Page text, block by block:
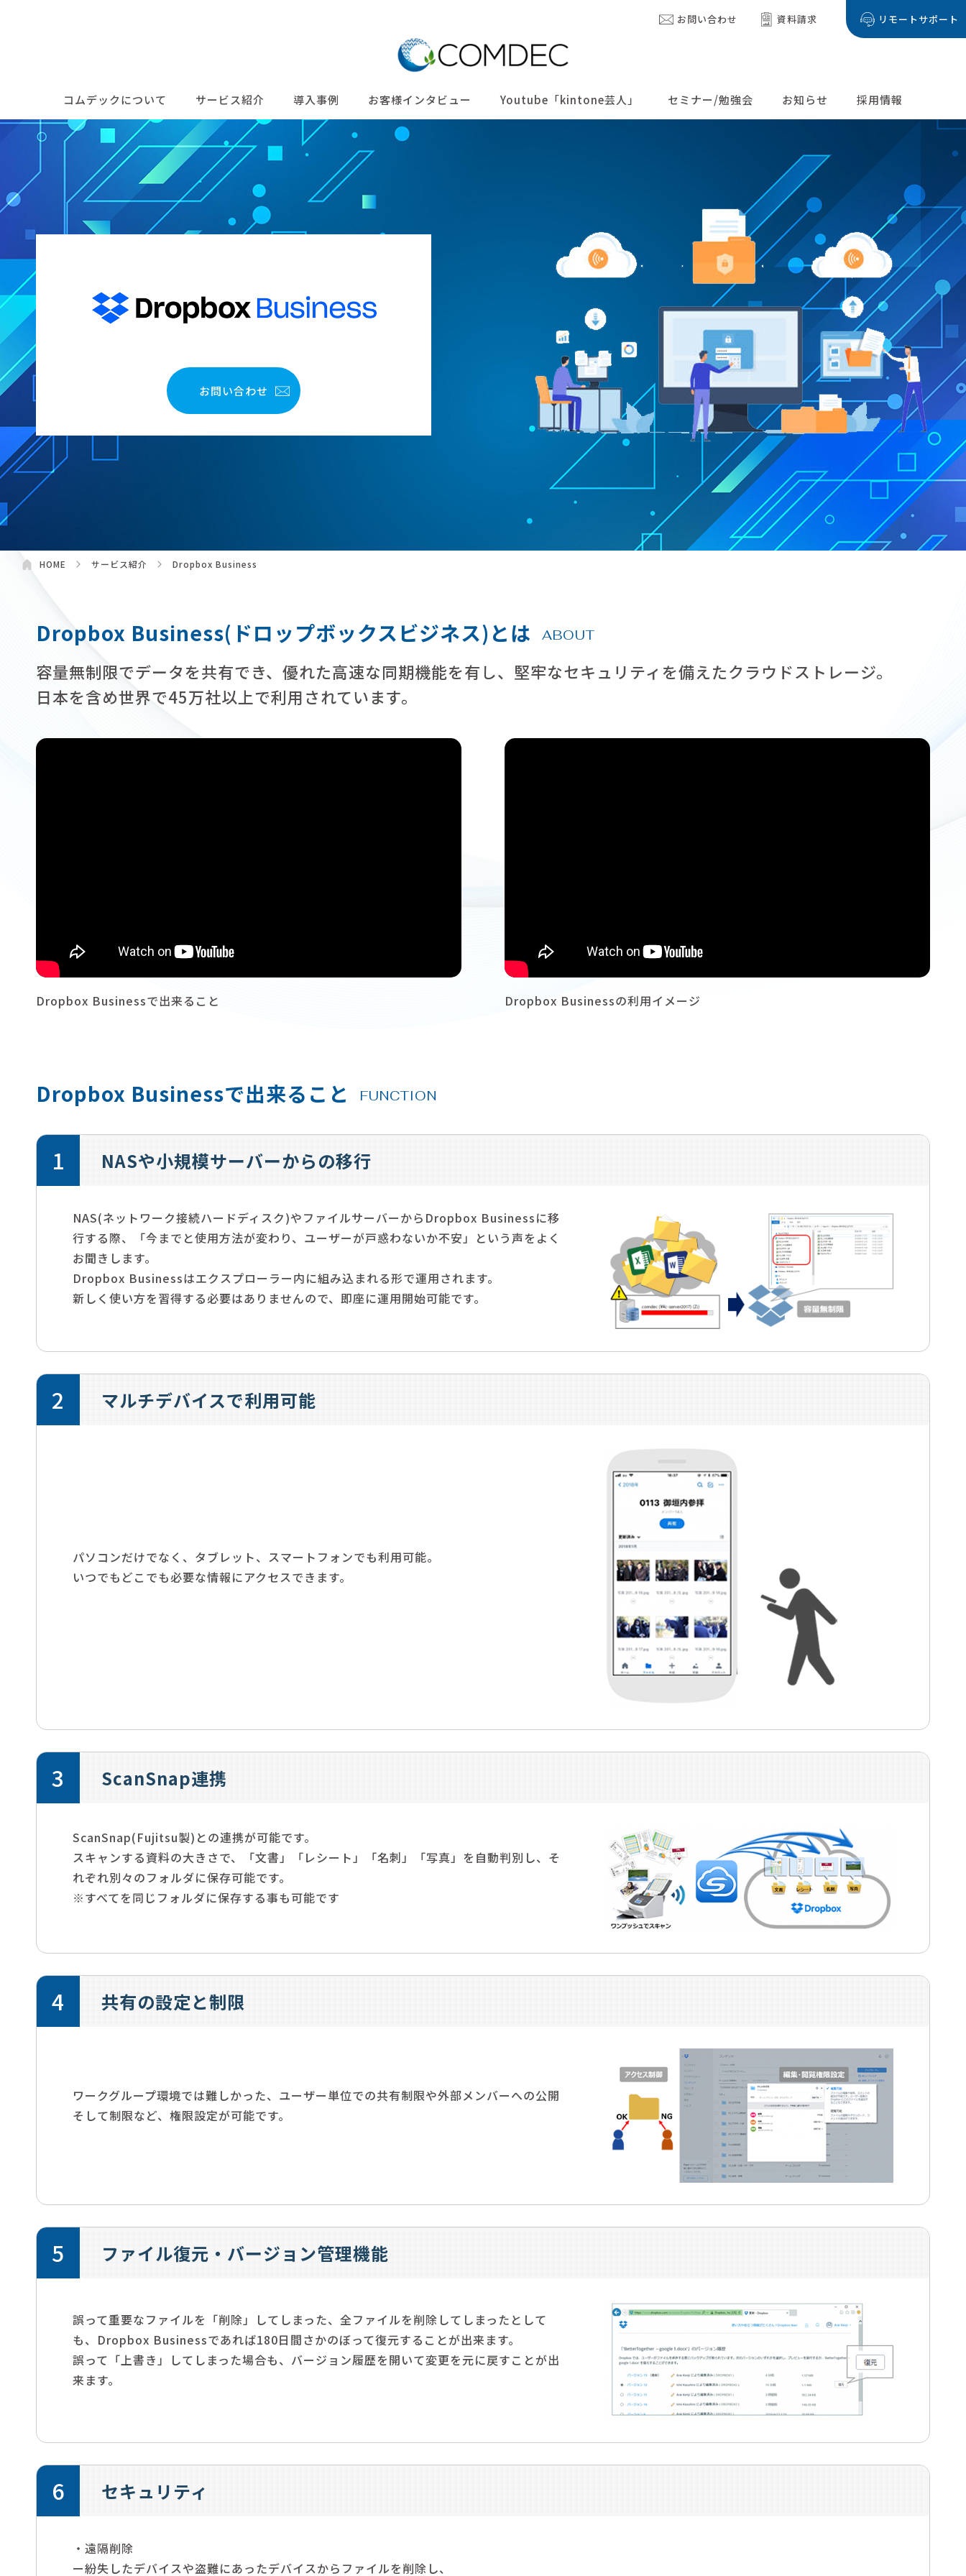
お問い合わせ 資料請求 リモートサポート
コムデックについて サービス紹介 導入事例 お客様インタビュー Youtube「kintone芸人」 セミナー/勉強会 お知らせ 採用情報
お問い合わせ
HOME サービス紹介 Dropbox Business
Dropbox Business(ドロップボックスビジネス)とは ABOUT
容量無制限でデータを共有でき、優れた高速な同期機能を有し、堅牢なセキュリティを備えたクラウドストレージ。
日本を含め世界で45万社以上で利用されています。
Dropbox Businessで出来ること Dropbox Businessの利用イメージ
Dropbox Businessで出来ること FUNCTION
1 NASや小規模サーバーからの移行
NAS(ネットワーク接続ハードディスク)やファイルサーバーからDropbox Businessに移
行する際、「今までと使用方法が変わり、ユーザーが戸惑わないか不安」という声をよく
お聞きします。
Dropbox Businessはエクスプローラー内に組み込まれる形で運用されます。
新しく使い方を習得する必要はありませんので、即座に運用開始可能です。
2 マルチデバイスで利用可能
パソコンだけでなく、タブレット、スマートフォンでも利用可能。
いつでもどこでも必要な情報にアクセスできます。
3 ScanSnap連携
ScanSnap(Fujitsu製)との連携が可能です。
スキャンする資料の大きさで、「文書」「レシート」「名刺」「写真」を自動判別し、そ
れぞれ別々のフォルダに保存可能です。
※すべてを同じフォルダに保存する事も可能です
4 共有の設定と制限
ワークグループ環境では難しかった、ユーザー単位での共有制限や外部メンバーへの公開
そして制限など、権限設定が可能です。
5 ファイル復元・バージョン管理機能
誤って重要なファイルを「削除」してしまった、全ファイルを削除してしまったとして
も、Dropbox Businessであれば180日間さかのぼって復元することが出来ます。
誤って「上書き」してしまった場合も、バージョン履歴を開いて変更を元に戻すことが出
来ます。
6 セキュリティ
・遠隔削除
ー紛失したデバイスや盗難にあったデバイスからファイルを削除し、